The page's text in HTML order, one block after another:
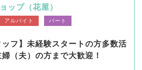
ョップ（花屋）
アルバイト パート
ッフ】未経験スタートの方多数活
（夫）の方まで大歓迎！